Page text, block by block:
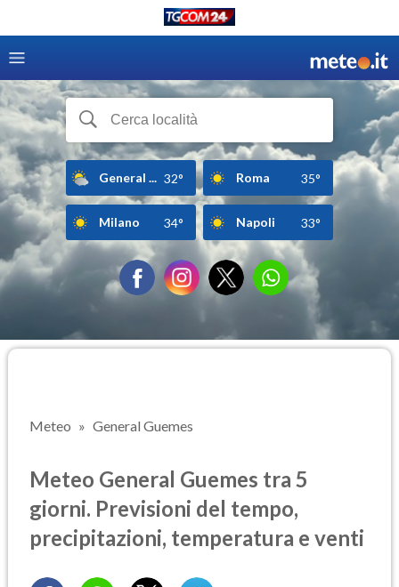
General ... 32° Roma 35°
Milano 34° Napoli 33°
Meteo General Guemes
Meteo General Guemes tra 5
giorni. Previsioni del tempo,
precipitazioni, temperatura e venti